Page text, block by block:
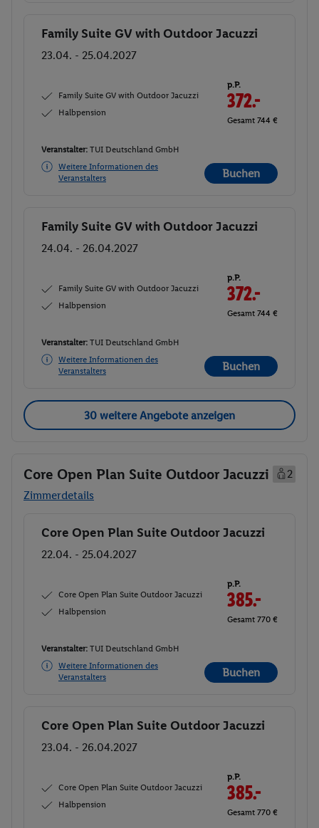
Buchen
Family Suite GV with Outdoor Jacuzzi
23.04. - 25.04.2027
Family Suite GV with Outdoor Jacuzzi
Halbpension
p.P.
372.-
Gesamt 744 €
Veranstalter: TUI Deutschland GmbH
Weitere Informationen des
Veranstalters
Buchen
Buchen
Family Suite GV with Outdoor Jacuzzi
24.04. - 26.04.2027
Family Suite GV with Outdoor Jacuzzi
Halbpension
p.P.
372.-
Gesamt 744 €
Veranstalter: TUI Deutschland GmbH
Weitere Informationen des
Veranstalters
Buchen
30 weitere Angebote anzeigen
Core Open Plan Suite Outdoor Jacuzzi
2
Zimmerdetails
Buchen
Core Open Plan Suite Outdoor Jacuzzi
22.04. - 25.04.2027
Core Open Plan Suite Outdoor Jacuzzi
Halbpension
p.P.
385.-
Gesamt 770 €
Veranstalter: TUI Deutschland GmbH
Weitere Informationen des
Veranstalters
Buchen
Buchen
Core Open Plan Suite Outdoor Jacuzzi
23.04. - 26.04.2027
Core Open Plan Suite Outdoor Jacuzzi
Halbpension
p.P.
385.-
Gesamt 770 €